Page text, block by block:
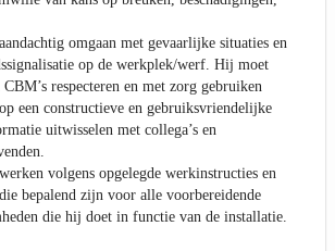
omgaan met gevaarlijke situaties en
op de werkplek/werf. Hij moet
CBM’s respecteren en met zorg gebruiken
een constructieve en gebruiksvriendelijke
uitwisselen met collega’s en
volgens opgelegde werkinstructies en
die bepalend zijn voor alle voorbereidende
die hij doet in functie van de installatie.